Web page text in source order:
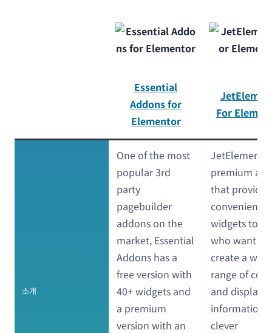
Essential
Addons for
Elementor
For
소개
One of the most
popular 3rd
party
pagebuilder
addons on the
market, Essential
Addons has a
free version with
40+ widgets and
a premium
version with an
JetElements
premium
that
convenient
widgets to
who want to
create a wide
range of
and display
information
clever